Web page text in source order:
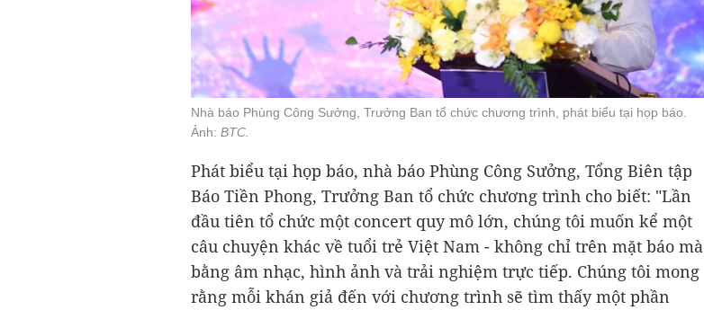
Nhà báo Phùng Công Sưởng, Trưởng Ban tổ chức chương trình, phát biểu tại họp báo.
Ảnh: BTC.
Phát biểu tại họp báo, nhà báo Phùng Công Sưởng, Tổng Biên tập
Báo Tiền Phong, Trưởng Ban tổ chức chương trình cho biết: "Lần
đầu tiên tổ chức một concert quy mô lớn, chúng tôi muốn kể một
câu chuyện khác về tuổi trẻ Việt Nam - không chỉ trên mặt báo mà
bằng âm nhạc, hình ảnh và trải nghiệm trực tiếp. Chúng tôi mong
rằng mỗi khán giả đến với chương trình sẽ tìm thấy một phần